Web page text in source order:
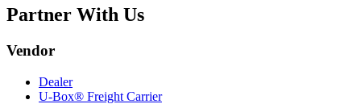
Partner With Us
Vendor
Dealer
U-Box® Freight Carrier